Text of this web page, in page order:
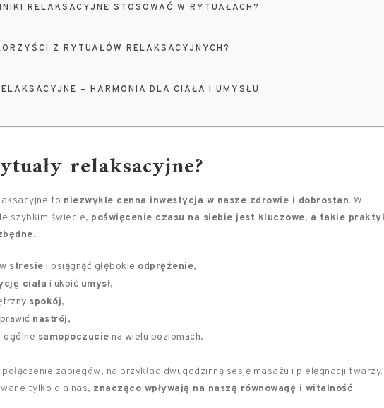
RELAKSACYJNE STOSOWAĆ W RYTUAŁACH?
Z RYTUAŁÓW RELAKSACYJNYCH?
– HARMONIA DLA CIAŁA I UMYSŁU
relaksacyjne?
to niezwykle cenna inwestycja w nasze zdrowie i dobrostan. W
szybkim świecie, poświęcenie czasu na siebie jest kluczowe, a takie
.
stresie i osiągnąć głębokie odprężenie,
ciała i ukoić umysł,
spokój,
nastrój,
ogólne samopoczucie na wielu poziomach.
zabiegów, na przykład dwugodzinną sesję masażu i pielęgnacji twarzy.
tylko dla nas, znacząco wpływają na naszą równowagę i witalność.